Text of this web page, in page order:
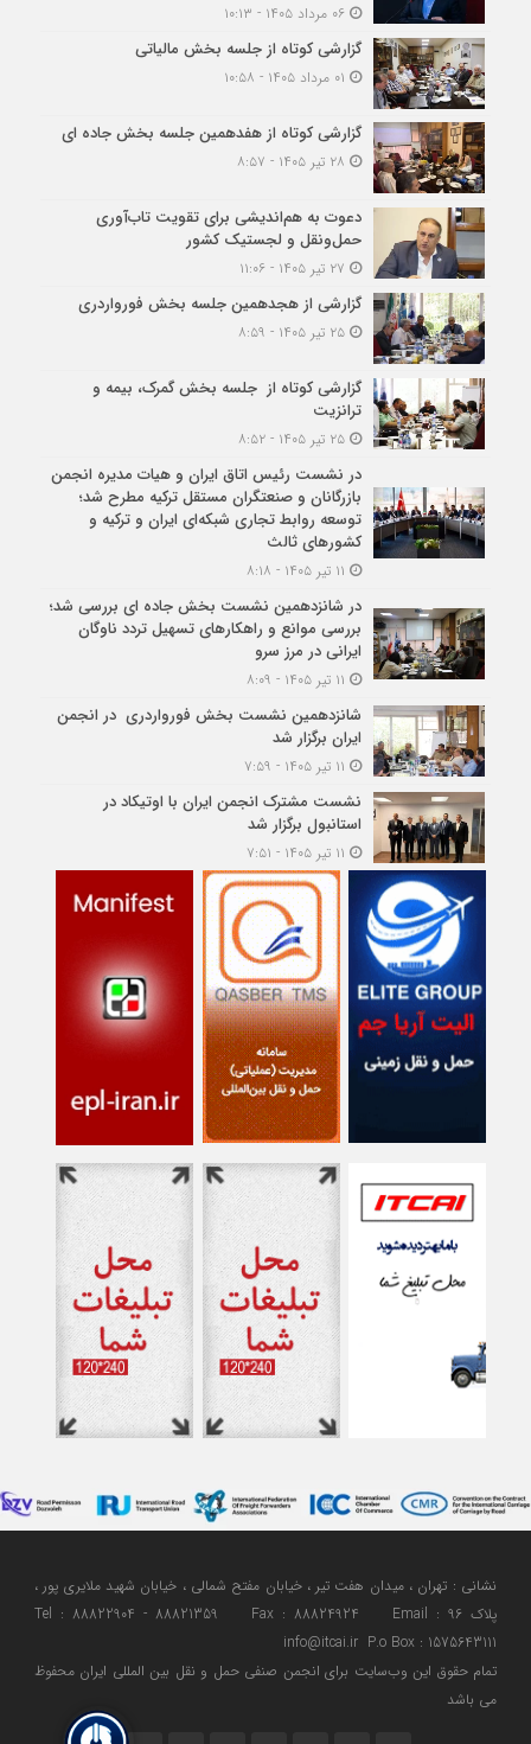
گزارشی کوتاه از جلسه بخش مالیاتی
گزارشی کوتاه از هفدهمین جلسه بخش جاده ای
دعوت به هم‌اندیشی برای تقویت تاب‌آوری
حمل‌ونقل و لجستیک کشور
گزارشی از هجدهمین جلسه بخش فورواردری
۲۵ تیر ۱۴۰۵ - ۸:۵۹
گزارشی کوتاه از جلسه بخش گمرک، بیمه و
ترانزیت
۲۵ تیر ۱۴۰۵ - ۸:۵۲
در نشست رئیس اتاق ایران و هیات مدیره انجمن
بازرگانان و صنعتگران مستقل ترکیه مطرح شد؛
توسعه روابط تجاری شبکه‌ای ایران و ترکیه و
کشورهای ثالث
در شانزدهمین نشست بخش جاده ای بررسی شد؛
بررسی موانع و راهکارهای تسهیل تردد ناوگان
ایرانی در مرز سرو
شانزدهمین نشست بخش فورواردری در انجمن
ایران برگزار شد
نشست مشترک انجمن ایران با اوتیکاد در
استانبول برگزار شد
نشانی : تهران ، میدان هفت تیر ، خیابان مفتح شمالی ، خیابان شهید ملایری پور ،
پلاک 96 Tel : 88822904 - 88821359 Fax : 88824924 Email :
info@itcai.ir P.o Box : 1575643111
تمام حقوق اين وب‌سايت برای انجمن صنفی حمل و نقل بین المللی ایران محفوظ
می باشد